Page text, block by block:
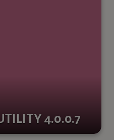
4.0.0.7